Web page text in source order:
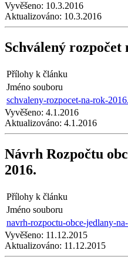
Vyvěšeno: 10.3.2016
Aktualizováno: 10.3.2016
Schválený rozpočet
Přílohy k článku
Jméno souboru
schvaleny-rozpocet-na-rok-
Vyvěšeno: 4.1.2016
Aktualizováno: 4.1.2016
Návrh Rozpočtu
2016.
Přílohy k článku
Jméno souboru
navrh-rozpoctu-obce-jedlany-
Vyvěšeno: 11.12.2015
Aktualizováno: 11.12.2015